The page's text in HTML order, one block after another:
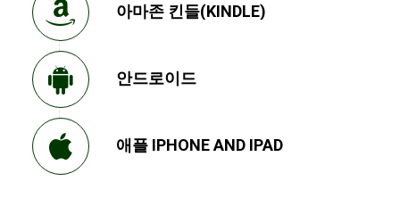
아마존 킨들(KINDLE)
안드로이드
애플 IPHONE AND IPAD